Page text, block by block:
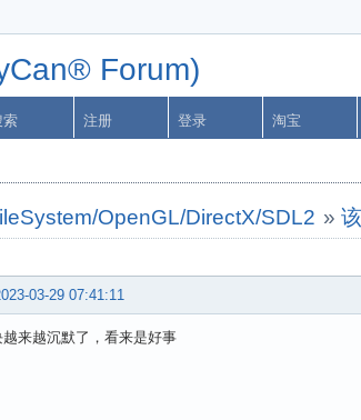
Forum)
索 注册 登录 淘宝
OpenGL/DirectX/SDL2 »
03-29 07:41:11
越来越沉默了，看来是好事